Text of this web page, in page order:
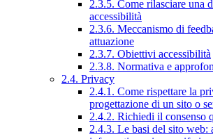
2.3.5. Come rilasciare una
accessibilità
2.3.6. Meccanismo di
attuazione
2.3.7. Obiettivi accessibilità
2.3.8. Normativa e
2.4. Privacy
2.4.1. Come rispettare la
progettazione di un sito o
2.4.2. Richiedi il consenso
2.4.3. Le basi del sito web: